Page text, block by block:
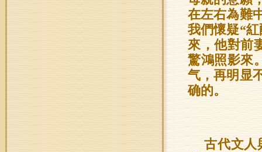
在左右為難
我們懷疑“
來，他對前
驚鴻照影來
气，再明显
确的。
古代文人